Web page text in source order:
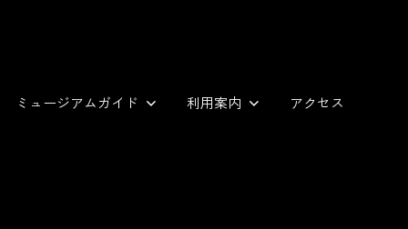
ミュージアムガイド 利用案内 アクセス